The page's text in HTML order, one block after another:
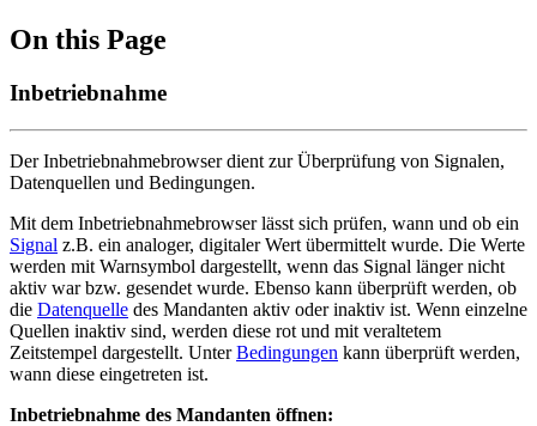
On this Page
Inbetriebnahme
Der Inbetriebnahmebrowser dient zur Überprüfung von Signalen,
Datenquellen und Bedingungen.
Mit dem Inbetriebnahmebrowser lässt sich prüfen, wann und ob ein
Signal z.B. ein analoger, digitaler Wert übermittelt wurde. Die Werte
werden mit Warnsymbol dargestellt, wenn das Signal länger nicht
aktiv war bzw. gesendet wurde. Ebenso kann überprüft werden, ob
die Datenquelle des Mandanten aktiv oder inaktiv ist. Wenn einzelne
Quellen inaktiv sind, werden diese rot und mit veraltetem
Zeitstempel dargestellt. UnterBedingungen kann überprüft werden,
wann diese eingetreten ist.
Inbetriebnahme des Mandanten öffnen: